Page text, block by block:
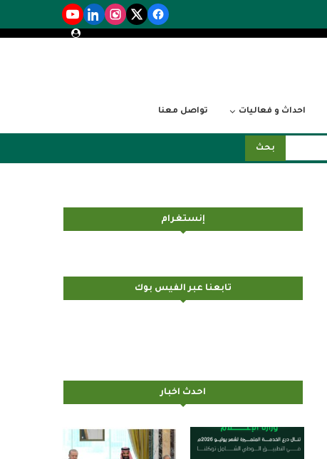
احداث و فعاليات تواصل معنا
بحث
إنستغرام
تابعنا عبر الفيس بوك
احدث اخبار